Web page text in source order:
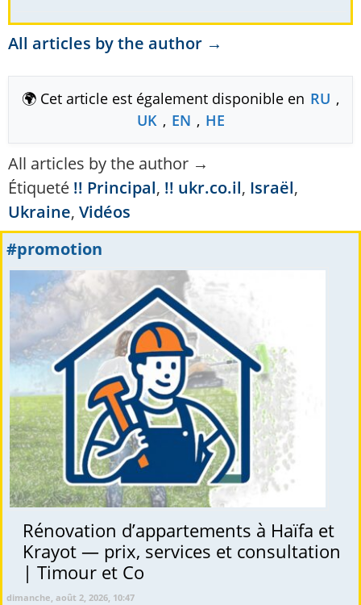
All articles by the author →
🌍 Cet article est également disponible en RU ,
UK , EN , HE
All articles by the author →
Étiqueté !! Principal, !! ukr.co.il, Israël,
Ukraine, Vidéos
#promotion
Rénovation d’appartements à Haïfa et
Krayot — prix, services et consultation
| Timour et Co
dimanche, août 2, 2026, 10:47